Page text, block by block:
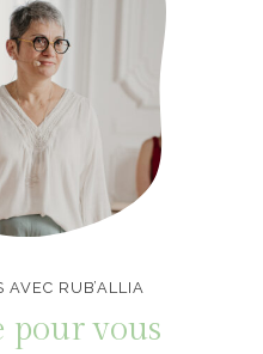
RUB’ALLIA
vous